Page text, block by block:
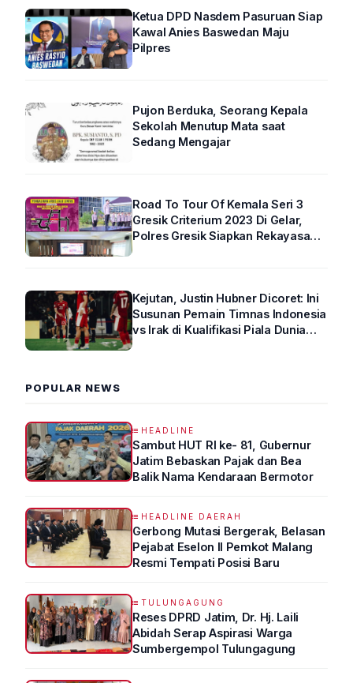
Ketua DPD Nasdem Pasuruan Siap
Kawal Anies Baswedan Maju
Pilpres
Pujon Berduka, Seorang Kepala
Sekolah Menutup Mata saat
Sedang Mengajar
Road To Tour Of Kemala Seri 3
Gresik Criterium 2023 Di Gelar,
Polres Gresik Siapkan Rekayasa
Kejutan, Justin Hubner Dicoret: Ini
Susunan Pemain Timnas Indonesia
vs Irak di Kualifikasi Piala Dunia
POPULAR NEWS
HEADLINE
Sambut HUT RI ke- 81, Gubernur
Jatim Bebaskan Pajak dan Bea
Balik Nama Kendaraan Bermotor
HEADLINE DAERAH
Gerbong Mutasi Bergerak, Belasan
Pejabat Eselon II Pemkot Malang
Resmi Tempati Posisi Baru
TULUNGAGUNG
Reses DPRD Jatim, Dr. Hj. Laili
Abidah Serap Aspirasi Warga
Sumbergempol Tulungagung